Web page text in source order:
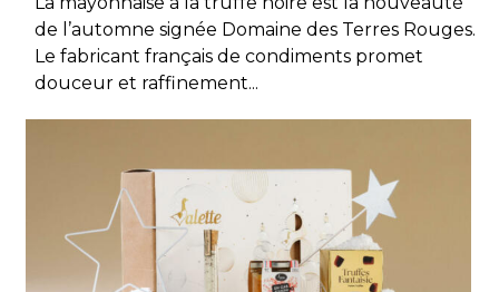
de l’automne signée Domaine des Terres Rouges.
Le fabricant français de condiments promet
douceur et raffinement...